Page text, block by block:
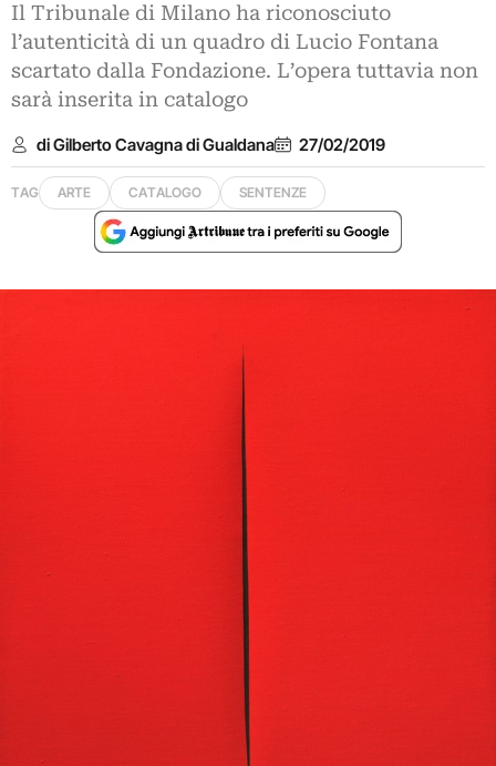
Il Tribunale di Milano ha riconosciuto
l’autenticità di un quadro di Lucio Fontana
scartato dalla Fondazione. L’opera tuttavia non
sarà inserita in catalogo
di Gilberto Cavagna di Gualdana 27/02/2019
TAG ARTE CATALOGO SENTENZE